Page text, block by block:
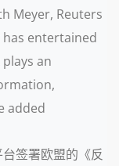
Meyer, Reuters
entertained
an
added
签署欧盟的《反